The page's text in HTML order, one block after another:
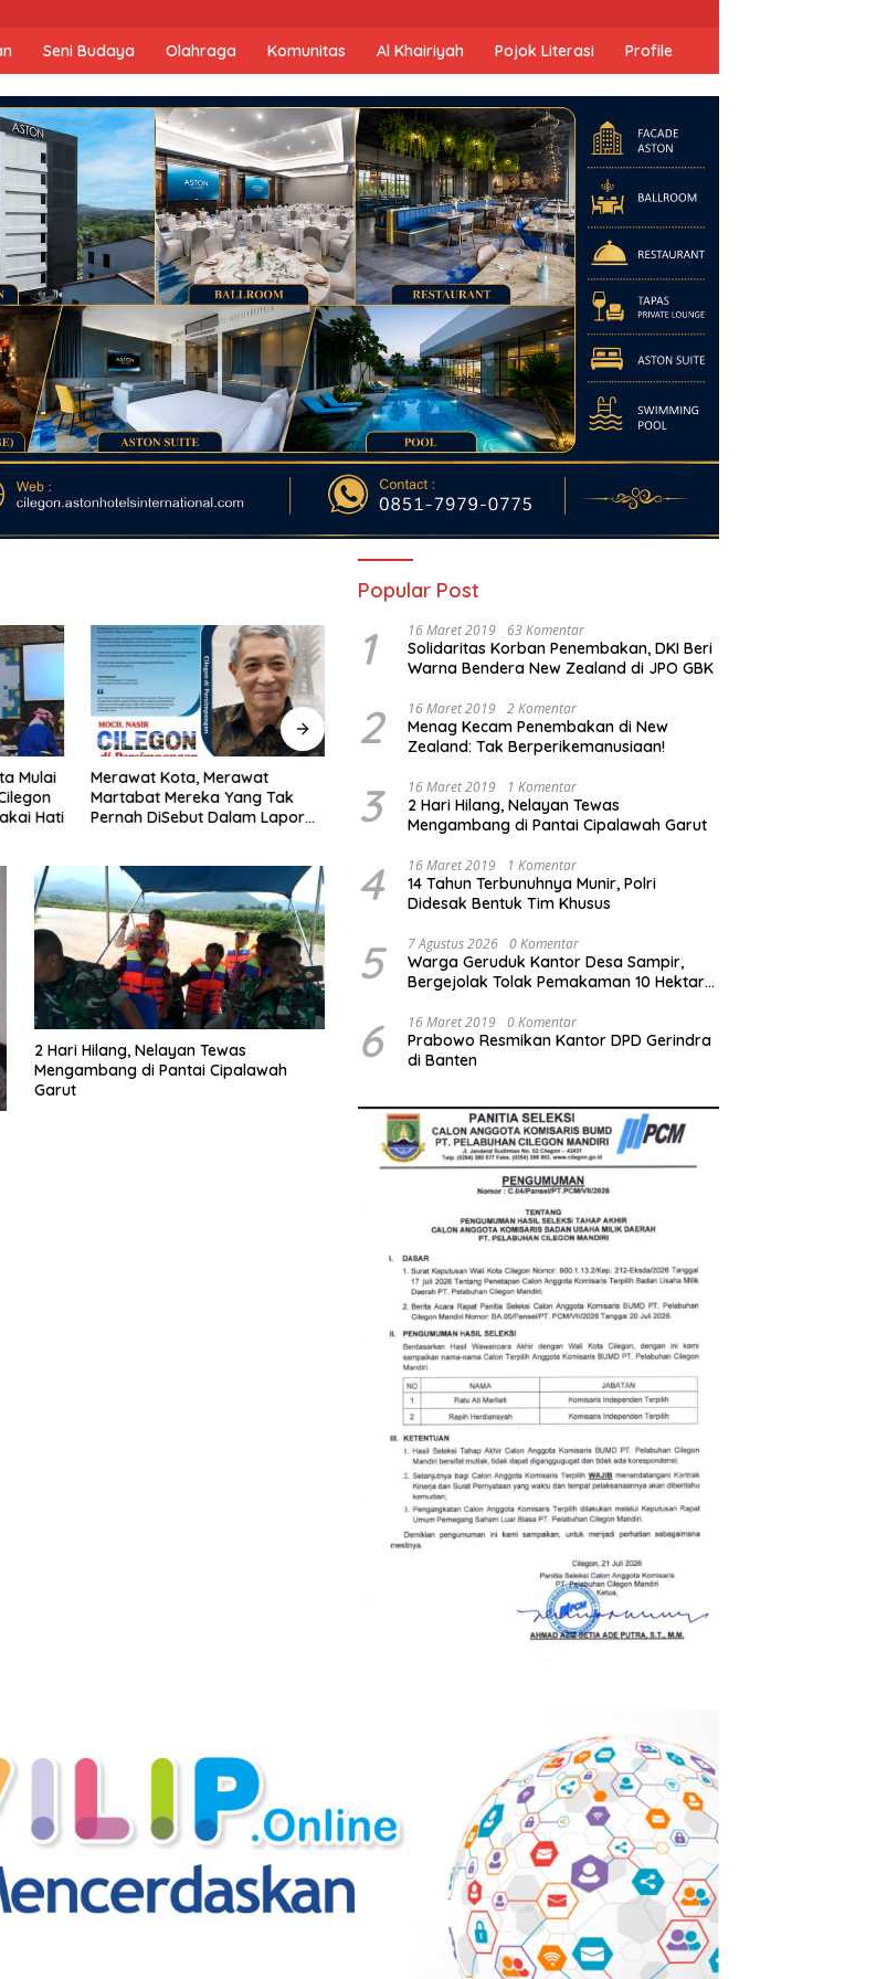
Seni Budaya Olahraga Komunitas Al Khairiyah Pojok Literasi Profile
Mulai
Hati
Merawat Kota, Merawat
Martabat Mereka Yang Tak
Pernah DiSebut Dalam Laporan
KUA-PPAS Perubahan 2026
Mulai Dibahas, Robinsar
Pasang Rem Defisit, DPRD
Diminta Tak Sekadar Jadi
Stempel Anggaran
Pelabuhan: Membaca Beban
Operasional Tugboat PT PCM di
Tengah Kenaikan Harga BBM
2 Hari Hilang, Nelayan Tewas
Mengambang di Pantai Cipalawah
Garut
Popular Post
1 16 Maret 2019 63 Komentar
Solidaritas Korban Penembakan, DKI Beri
Warna Bendera New Zealand di JPO GBK
2 16 Maret 2019 2 Komentar
Menag Kecam Penembakan di New
Zealand: Tak Berperikemanusiaan!
3 16 Maret 2019 1 Komentar
2 Hari Hilang, Nelayan Tewas
Mengambang di Pantai Cipalawah Garut
4 16 Maret 2019 1 Komentar
14 Tahun Terbunuhnya Munir, Polri
Didesak Bentuk Tim Khusus
5 7 Agustus 2026 0 Komentar
Warga Geruduk Kantor Desa Sampir,
Bergejolak Tolak Pemakaman 10 Hektare,
6 16 Maret 2019 0 Komentar
Prabowo Resmikan Kantor DPD Gerindra
di Banten